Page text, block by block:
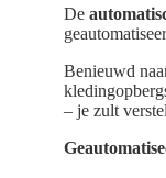
De
Benieuwd
– je zult